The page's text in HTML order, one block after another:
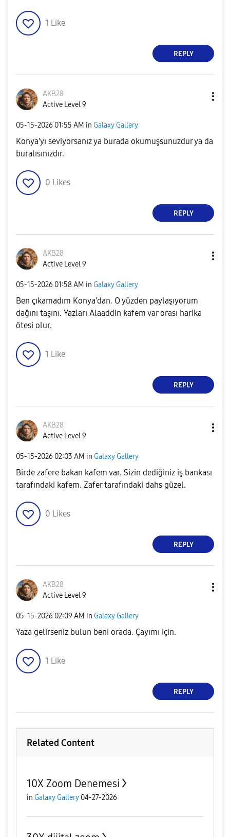
1 Like
REPLY
AKB28
Active Level 9
‎05-15-2026 01:55 AM in Galaxy Gallery
Konya'yı seviyorsanız ya burada okumuşsunuzdur ya da
buralısınızdır.
0 Likes
REPLY
AKB28
Active Level 9
‎05-15-2026 01:58 AM in Galaxy Gallery
Ben çıkamadım Konya'dan. O yüzden paylaşıyorum
dağını taşını. Yazları Alaaddin kafem var orası harika
ötesi olur.
1 Like
REPLY
AKB28
Active Level 9
‎05-15-2026 02:03 AM in Galaxy Gallery
Birde zafere bakan kafem var. Sizin dediğiniz iş bankası
tarafındaki kafem. Zafer tarafındaki dahs güzel.
0 Likes
REPLY
AKB28
Active Level 9
‎05-15-2026 02:09 AM in Galaxy Gallery
Yaza gelirseniz bulun beni orada. Çayımı için.
1 Like
REPLY
Related Content
10X Zoom Denemesi
in Galaxy Gallery 04-27-2026